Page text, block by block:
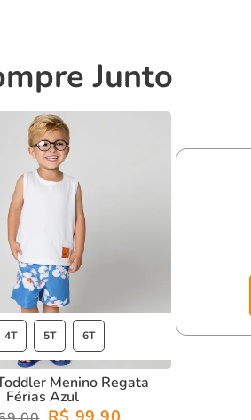
Junto
4T 5T 6T
Menino Regata
Férias Azul